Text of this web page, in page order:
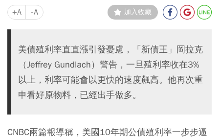
+A -A 加入收藏
美債殖利率直直漲引發憂慮，「新債王」岡拉克
（Jeffrey Gundlach）警告，一旦殖利率收在3%
以上，利率可能會以更快的速度飆高。他再次重
申看好原物料，已經出手做多。
CNBC兩篇報導稱，美國10年期公債殖利率一步步逼